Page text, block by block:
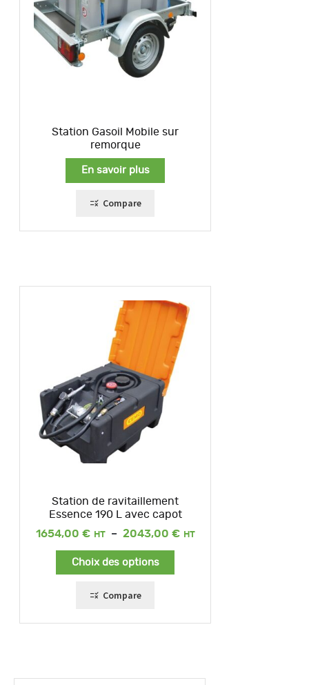
Station Gasoil Mobile sur
remorque
En savoir plus
Compare
Station de ravitaillement
Essence 190 L avec capot
1654,00 € – 2043,00 €
Plage
Choix des options
Compare